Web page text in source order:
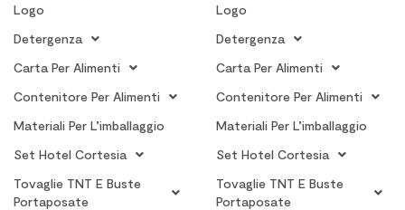
Logo
Detergenza
Carta Per Alimenti
Contenitore Per Alimenti
Materiali Per L’imballaggio
Set Hotel Cortesia
Tovaglie TNT E Buste
Portaposate
Logo
Detergenza
Carta Per Alimenti
Contenitore Per Alimenti
Materiali Per L’imballaggio
Set Hotel Cortesia
Tovaglie TNT E Buste
Portaposate